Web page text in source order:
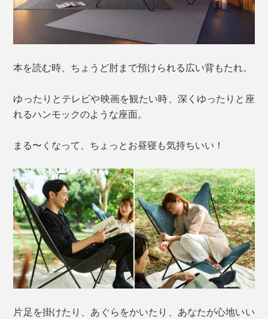
本を読む時、ちょうど肘まで預けられる広い背もたれ。
ゆったりとテレビや映画を観たい時、深くゆったりと座
れるハンモックのような座面。
まる〜くなって、ちょっとお昼寝も気持ちいい！
片足を掛けたり、あぐらをかいたり、あなたが心地いい